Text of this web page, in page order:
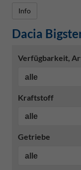
Info
Dacia
Verfügbarkeit,
Kraftstoff
Getriebe